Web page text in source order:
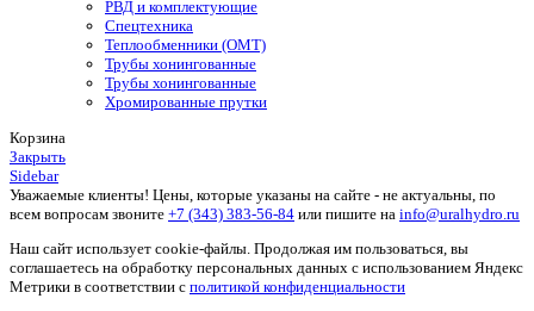
РВД и комплектующие
Спецтехника
Теплообменники (OMT)
Трубы хонингованные
Трубы хонингованные
Хромированные прутки
Корзина
Закрыть
Sidebar
Уважаемые клиенты! Цены, которые указаны на сайте - не актуальны, по
всем вопросам звоните +7 (343) 383-56-84 или пишите на info@uralhydro.ru
Наш сайт использует cookie-файлы. Продолжая им пользоваться, вы
соглашаетесь на обработку персональных данных с использованием Яндекс
Метрики в соответствии с политикой конфиденциальности